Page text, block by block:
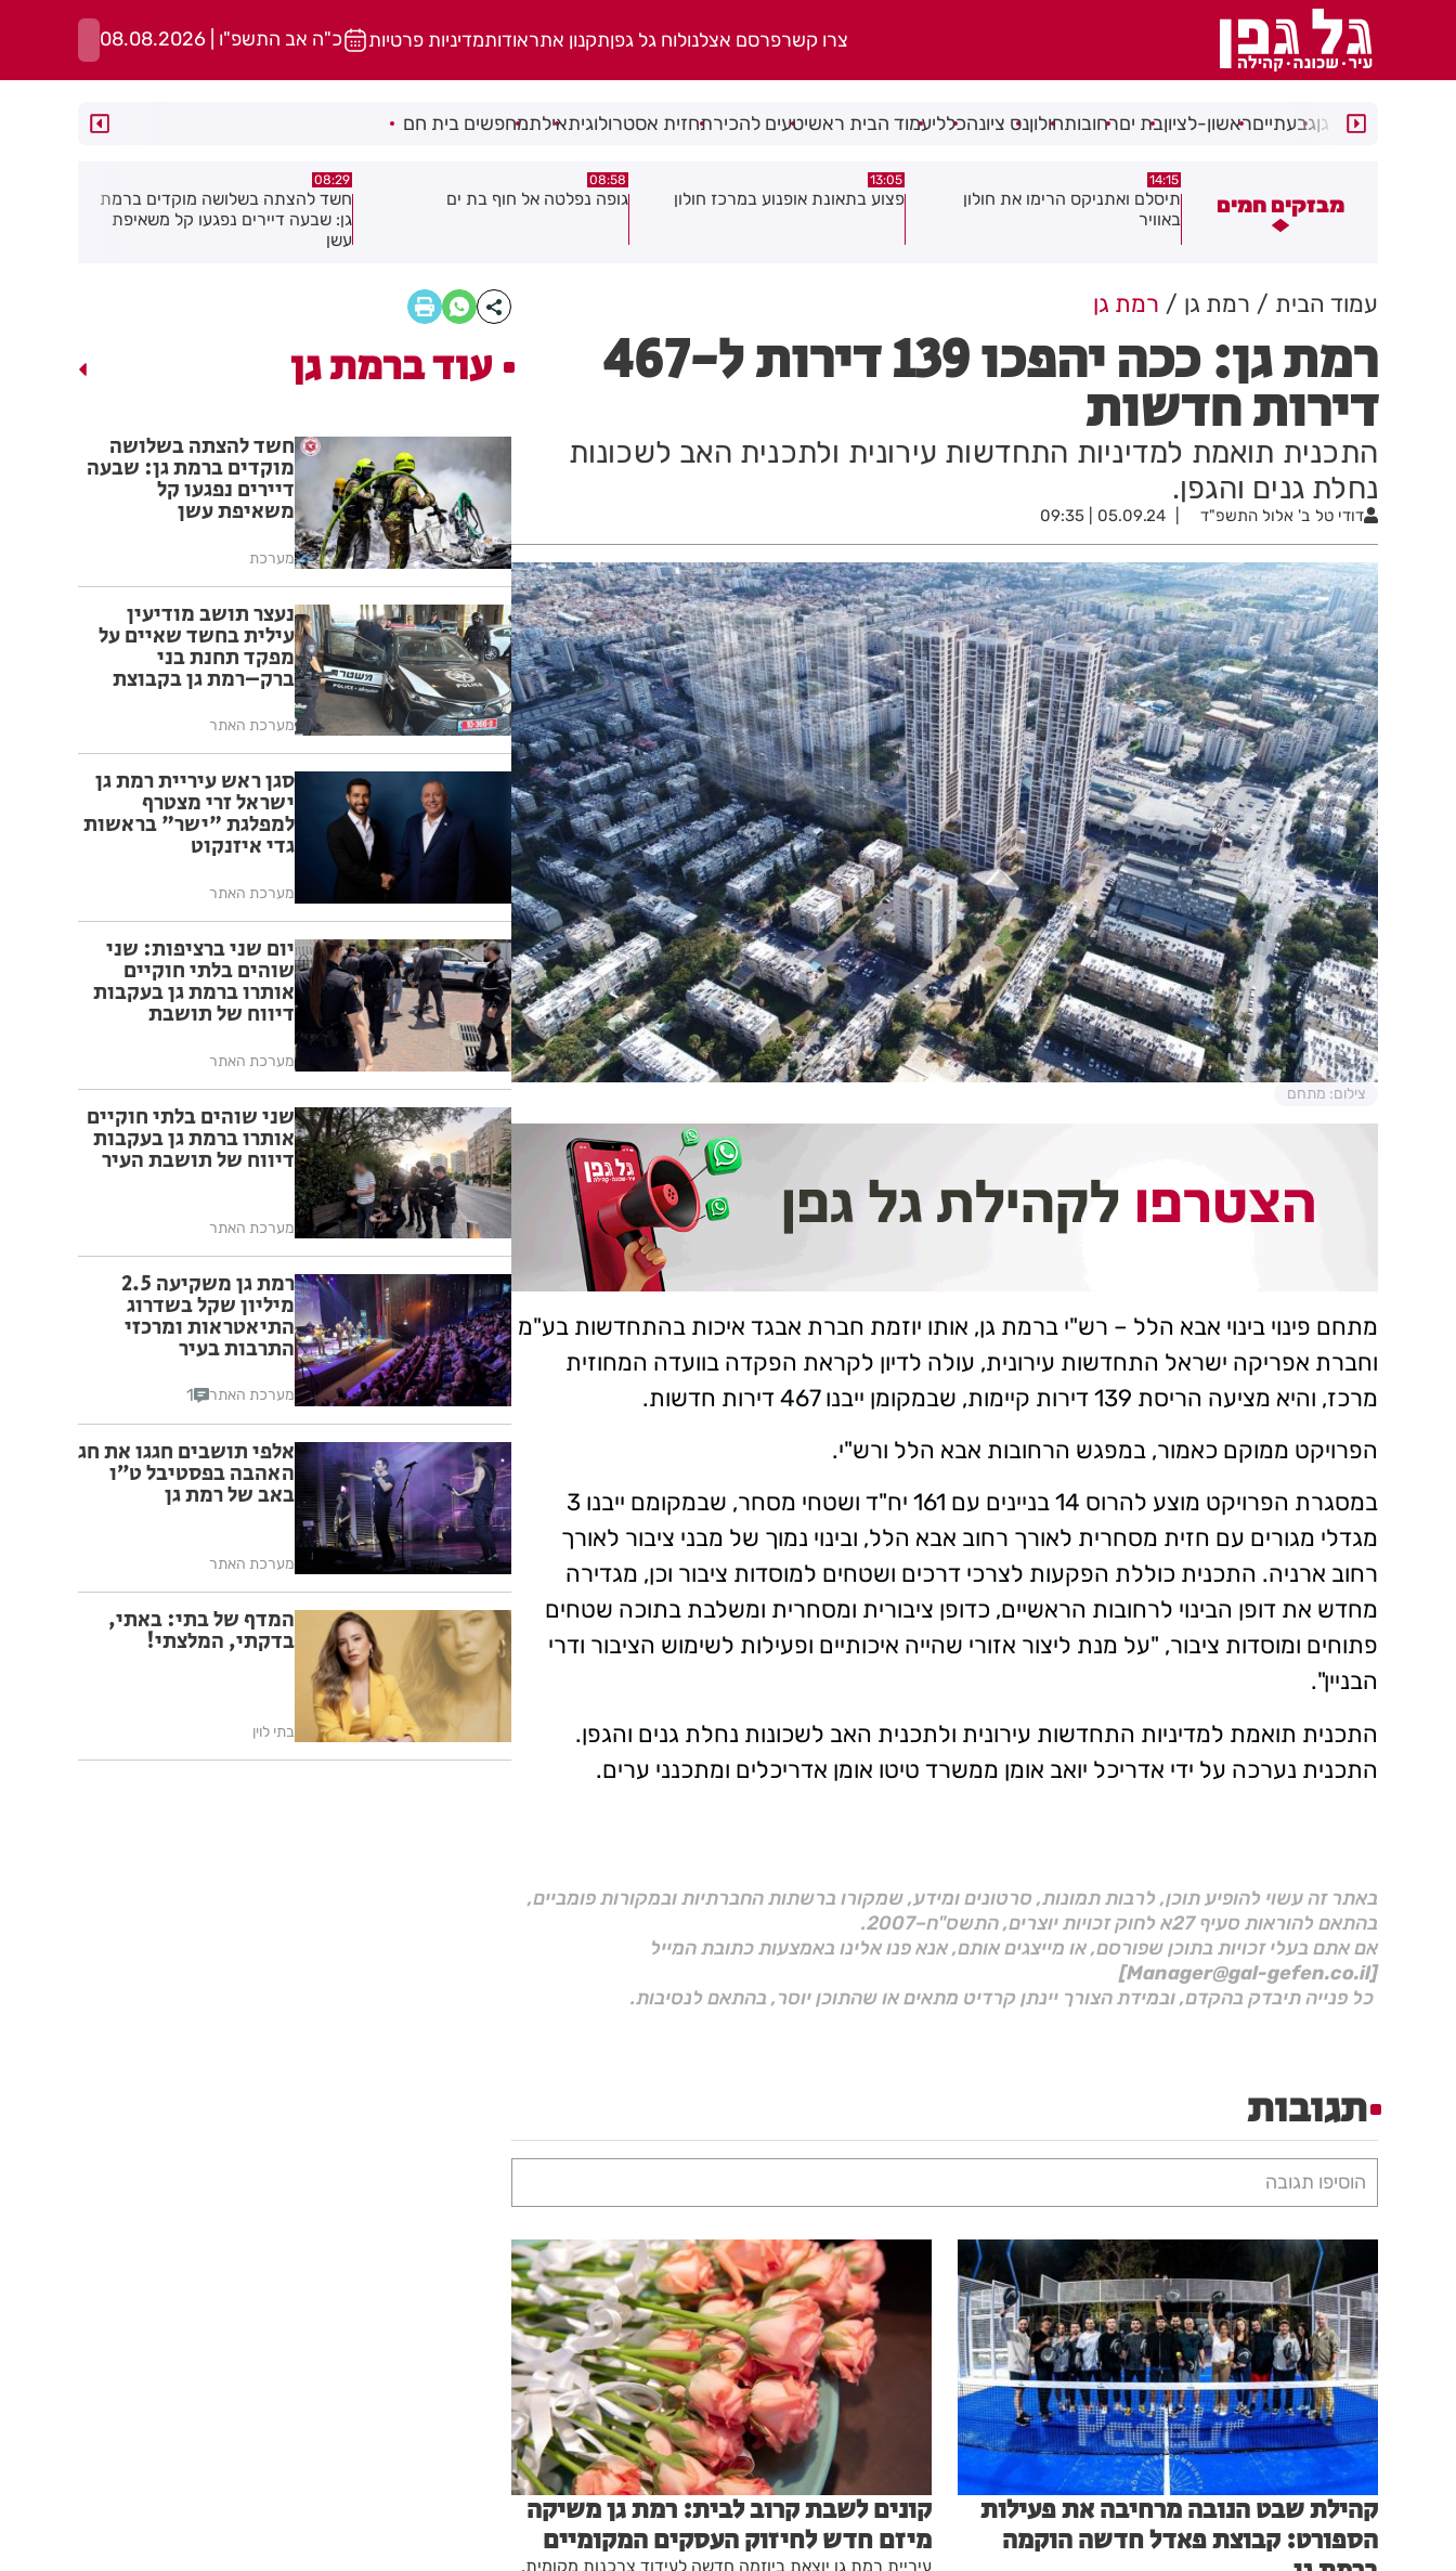
צרו קשרפרסם אצלנולוח גל גפןתקנון אתראודותמדיניות פרטיות כ"ה אב התשפ"ו | 08.08.2026
רמת גןגבעתייםראשון-לציוןבת יםרחובותחולוןנס ציונהכלליעמוד הבית ראשיטעים להכירתחזית אסטרולוגיתאילתמחפשים בית חם
מבזקים חמים
פצוע בהתהפכות רכב בכניסה לאזור
14:15
תיסלם ואתניקס הרימו את חולון
באוויר
13:05
פצוע בתאונת אופנוע במרכז חולון
08:58
גופה נפלטה אל חוף בת ים
08:29
חשד להצתה בשלושה מוקדים ברמת
גן: שבעה דיירים נפגעו קל משאיפת
עשן
עמוד הבית רמת גן רמת גן
רמת גן: ככה יהפכו 139 דירות ל-467
דירות חדשות
התכנית תואמת למדיניות התחדשות עירונית ולתכנית האב לשכונות
נחלת גנים והגפן.
דודי טל ב' אלול התשפ"ד 05.09.24 | 09:35
צילום: מתחם
מתחם פינוי בינוי אבא הלל – רש"י ברמת גן, אותו יוזמת חברת אבגד איכות בהתחדשות בע"מ
וחברת אפריקה ישראל התחדשות עירונית, עולה לדיון לקראת הפקדה בוועדה המחוזית
מרכז, והיא מציעה הריסת 139 דירות קיימות, שבמקומן ייבנו 467 דירות חדשות.
הפרויקט ממוקם כאמור, במפגש הרחובות אבא הלל ורש"י.
במסגרת הפרויקט מוצע להרוס 14 בניינים עם 161 יח"ד ושטחי מסחר, שבמקומם ייבנו 3
מגדלי מגורים עם חזית מסחרית לאורך רחוב אבא הלל, ובינוי נמוך של מבני ציבור לאורך
רחוב ארניה. התכנית כוללת הפקעות לצרכי דרכים ושטחים למוסדות ציבור וכן, מגדירה
מחדש את דופן הבינוי לרחובות הראשיים, כדופן ציבורית ומסחרית ומשלבת בתוכה שטחים
פתוחים ומוסדות ציבור, "על מנת ליצור אזורי שהייה איכותיים ופעילות לשימוש הציבור ודרי
הבניין".
התכנית תואמת למדיניות התחדשות עירונית ולתכנית האב לשכונות נחלת גנים והגפן.
התכנית נערכה על ידי אדריכל יואב אומן ממשרד טיטו אומן אדריכלים ומתכנני ערים.
באתר זה עשוי להופיע תוכן, לרבות תמונות, סרטונים ומידע, שמקורו ברשתות החברתיות ובמקורות פומביים,
בהתאם להוראות סעיף 27א לחוק זכויות יוצרים, התשס"ח–2007.
אם אתם בעלי זכויות בתוכן שפורסם, או מייצגים אותם, אנא פנו אלינו באמצעות כתובת המייל
[Manager@gal-gefen.co.il]
כל פנייה תיבדק בהקדם, ובמידת הצורך יינתן קרדיט מתאים או שהתוכן יוסר, בהתאם לנסיבות.
תגובות
הוסיפו תגובה
קהילת שבט הנובה מרחיבה את פעילות
הספורט: קבוצת פאדל חדשה הוקמה
קונים לשבת קרוב לבית: רמת גן משיקה
מיזם חדש לחיזוק העסקים המקומיים
עיריית רמת גן יוצאת ביוזמה חדשה לעידוד צרכנות מקומית,
עוד ברמת גן
חשד להצתה בשלושה
מוקדים ברמת גן: שבעה
דיירים נפגעו קל
משאיפת עשן
מערכת
נעצר תושב מודיעין
עילית בחשד שאיים על
מפקד תחנת בני
ברק–רמת גן בקבוצת
מערכת האתר
סגן ראש עיריית רמת גן
ישראל זרי מצטרף
למפלגת "ישר" בראשות
גדי איזנקוט
מערכת האתר
יום שני ברציפות: שני
שוהים בלתי חוקיים
אותרו ברמת גן בעקבות
דיווח של תושבת
מערכת האתר
שני שוהים בלתי חוקיים
אותרו ברמת גן בעקבות
דיווח של תושבת העיר
מערכת האתר
רמת גן משקיעה 2.5
מיליון שקל בשדרוג
התיאטראות ומרכזי
התרבות בעיר
מערכת האתר 1
אלפי תושבים חגגו את חג
האהבה בפסטיבל ט״ו
באב של רמת גן
מערכת האתר
המדף של בתי: באתי,
בדקתי, המלצתי!
בתי לוין